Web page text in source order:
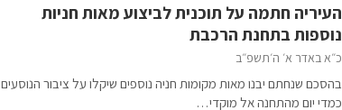
העיריה חתמה על תוכנית לביצוע מאות חניות
נוספות בתחנת הרכבת
כ״א באדר א׳ ה׳תשפ״ב
בהסכם שנחתם יבנו מאות מקומות חניה נוספים שיקלו על ציבור הנוסעים
כמדי יום מהתחנה אל מוקדי…